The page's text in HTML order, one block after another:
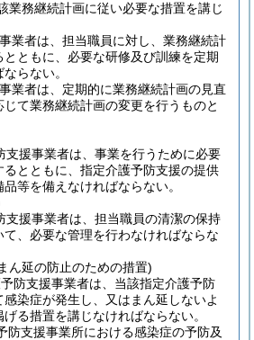
業務継続計画に従い必要な措置を講じ
業者は、担当職員に対し、業務継続計
ともに、必要な研修及び訓練を定期
らない。
業者は、定期的に業務継続計画の見直
じて業務継続計画の変更を行うものと
支援事業者は、事業を行うために必要
るとともに、指定介護予防支援の提供
等を備えなければならない。
支援事業者は、担当職員の清潔の保持
、必要な管理を行わなければならな
ん延の防止のための措置)
防支援事業者は、当該指定介護予防
染症が発生し、又はまん延しないよ
げる措置を講じなければならない。
防支援事業所における感染症の予防及